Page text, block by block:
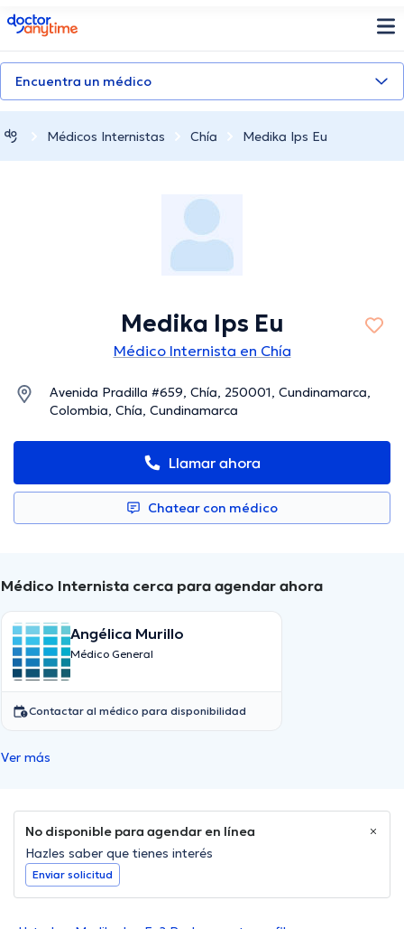
doctoranytime
Encuentra un médico
Médicos Internistas Chía Medika Ips Eu
Medika Ips Eu
Médico Internista en Chía
Avenida Pradilla #659, Chía, 250001, Cundinamarca,
Colombia, Chía, Cundinamarca
Llamar ahora
Chatear con médico
Médico Internista cerca para agendar ahora
Angélica Murillo
Médico General
Contactar al médico para disponibilidad
Ver más
No disponible para agendar en línea
Hazles saber que tienes interés
Enviar solicitud